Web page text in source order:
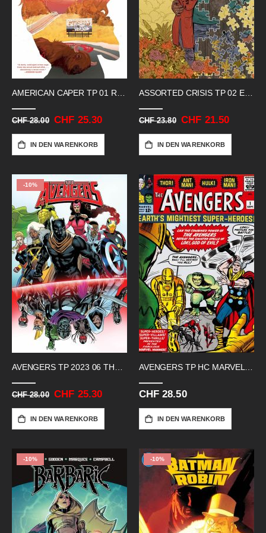
AMERICAN CAPER TP 01 RED_PILLED BLUES
CHF 28.00 Sonderangebot
CHF 25.30
IN DEN WARENKORB
ASSORTED CRISIS TP 02 EVENTS
CHF 23.80 Sonderangebot
CHF 21.50
IN DEN WARENKORB
-10%
CHF 28.00 Sonderangebot
CHF 25.30
IN DEN WARENKORB
CHF 28.50
IN DEN WARENKORB
-10% -10%